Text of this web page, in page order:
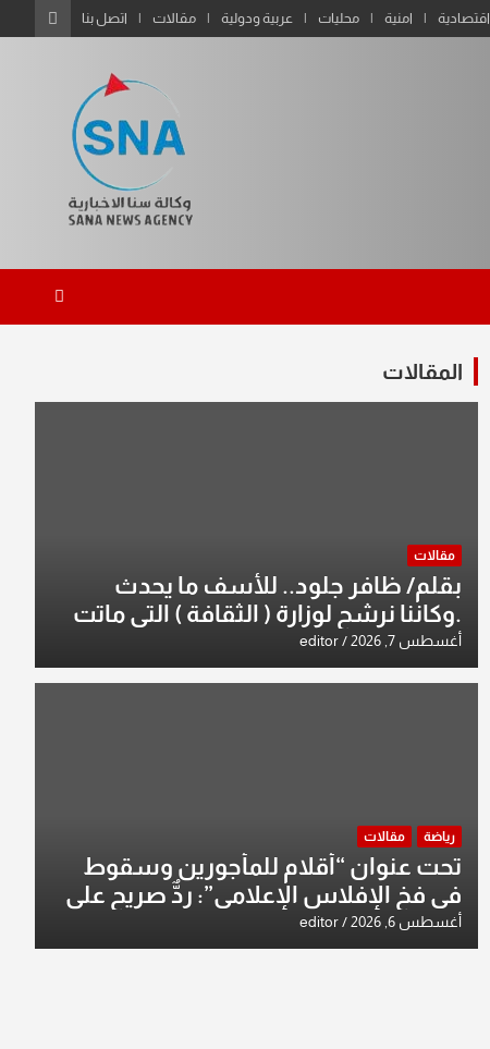
اقتصادية امنية محليات عربية ودولية مقالات اتصل بنا
المقالات
مقالات
بقلم/ ظافر جلود.. للأسف ما يحدث
.وكاننا نرشح لوزارة ( الثقافة ) التي ماتت
من زمان وزير يمثلها من النخبة والإرث
العظيم للثقافة العراقية..
أغسطس 7, 2026 editor
رياضة مقالات
تحت عنوان “أقلام للمأجورين وسقوط
في فخ الإفلاس الإعلامي”: ردٌّ صريح على
افتراءات سمير الشكرجي
أغسطس 6, 2026 editor